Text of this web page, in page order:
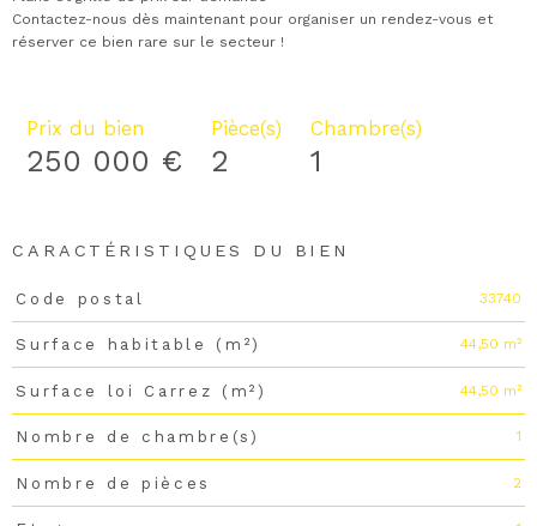
Contactez-nous dès maintenant pour organiser un rendez-vous et
réserver ce bien rare sur le secteur !
Prix du bien
250 000 €
Pièce(s)
2
Chambre(s)
1
CARACTÉRISTIQUES DU BIEN
Caractéristiques
Code postal 33740
Surface habitable (m²) 44,50 m²
Surface loi Carrez (m²) 44,50 m²
Nombre de chambre(s) 1
Nombre de pièces 2